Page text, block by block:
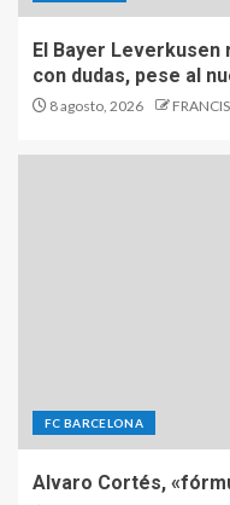
El Bayer Leverkusen
con dudas, pese al
8 agosto, 2026
FC BARCELONA
Alvaro Cortés,